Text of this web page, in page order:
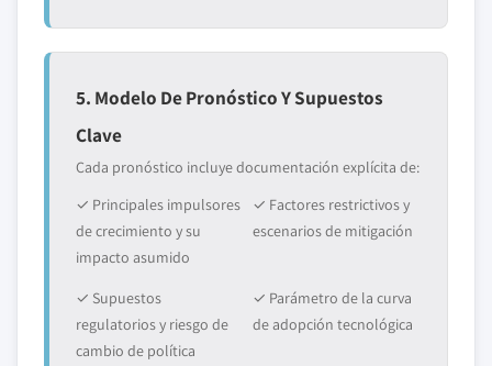
5. Modelo De Pronóstico Y Supuestos
Clave
Cada pronóstico incluye documentación explícita de:
✓ Principales impulsores
de crecimiento y su
impacto asumido
✓ Factores restrictivos y
escenarios de mitigación
✓ Supuestos
regulatorios y riesgo de
cambio de política
✓ Parámetro de la curva
de adopción tecnológica